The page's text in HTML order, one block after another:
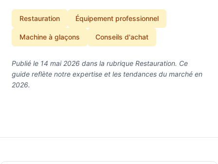
Restauration Équipement professionnel
Machine à glaçons Conseils d'achat
Publié le 14 mai 2026 dans la rubrique Restauration. Ce
guide reflète notre expertise et les tendances du marché en
2026.